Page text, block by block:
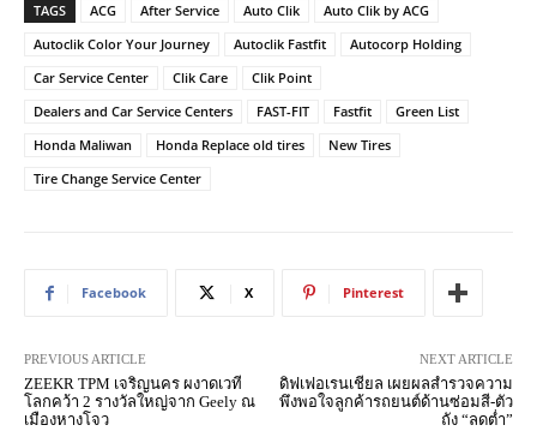
TAGS ACG After Service Auto Clik
Auto Clik by ACG
Autoclik Color Your Journey
Autoclik Fastfit
Autocorp Holding
Car Service Center
Clik Care
Clik Point
Dealers and Car Service Centers
FAST-FIT Fastfit
Green List
Honda Maliwan
Honda Replace old tires
New Tires
Tire Change Service Center
Facebook X Pinterest
PREVIOUS ARTICLE
ZEEKR TPM เจริญนคร ผงาดเวที
โลกคว้า 2 รางวัลใหญ่จาก Geely ณ
เมืองหางโจว
NEXT ARTICLE
ดิฟเฟอเรนเชียล เผยผลสำรวจความ
พึงพอใจลูกค้ารถยนต์ด้านซ่อมสี-ตัว
ถัง “ลดต่ำ”